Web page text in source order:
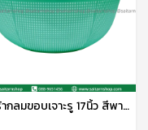
ตะกร้ากลมขอบเจาะรู 17นิ้ว สีพาสเทล S-0088 SIP